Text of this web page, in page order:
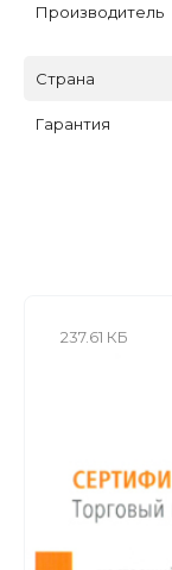
Производитель
Страна
Гарантия
237.61 КБ